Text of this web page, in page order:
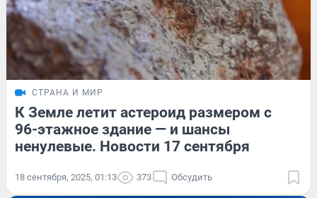
СТРАНА И МИР
К Земле летит астероид размером с
96-этажное здание — и шансы
ненулевые. Новости 17 сентября
18 сентября, 2025, 01:13 373 Обсудить